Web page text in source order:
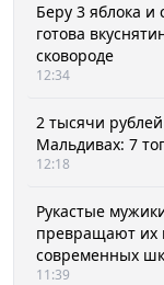
Беру 3 яблока
готова
сковороде
12:34
2 тысячи
Мальдивах: 7
12:18
Рукастые
превращают их
современных
11:39